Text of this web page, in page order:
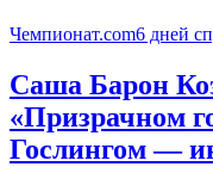
Чемпионат.com6 дней
Саша Барон
«Призрачном
Гослингом —